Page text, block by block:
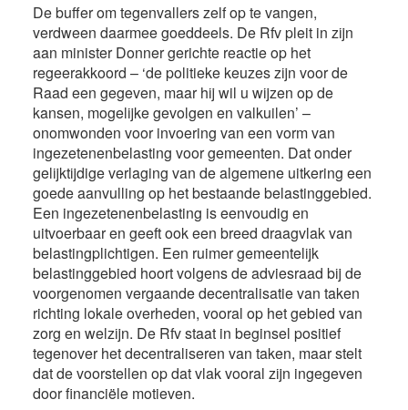
De buffer om tegenvallers zelf op te vangen,
verdween daarmee goeddeels. De Rfv pleit in zijn
aan minister Donner gerichte reactie op het
regeerakkoord – ‘de politieke keuzes zijn voor de
Raad een gegeven, maar hij wil u wijzen op de
kansen, mogelijke gevolgen en valkuilen’ –
onomwonden voor invoering van een vorm van
ingezetenenbelasting voor gemeenten. Dat onder
gelijktijdige verlaging van de algemene uitkering een
goede aanvulling op het bestaande belastinggebied.
Een ingezetenenbelasting is eenvoudig en
uitvoerbaar en geeft ook een breed draagvlak van
belastingplichtigen. Een ruimer gemeentelijk
belastinggebied hoort volgens de adviesraad bij de
voorgenomen vergaande decentralisatie van taken
richting lokale overheden, vooral op het gebied van
zorg en welzijn. De Rfv staat in beginsel positief
tegenover het decentraliseren van taken, maar stelt
dat de voorstellen op dat vlak vooral zijn ingegeven
door financiële motieven.